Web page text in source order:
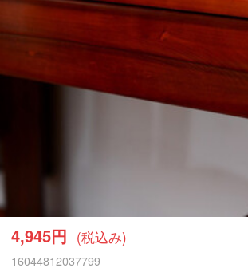
4,945円 (税込み)
16044812037799